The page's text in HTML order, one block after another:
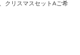
クリスマスセットAご希